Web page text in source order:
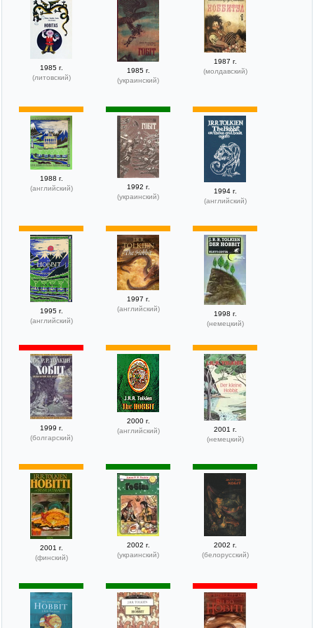
1985 г.
(литовский)
1985 г.
(украинский)
1987 г.
(молдавский)
1988 г.
(английский)
1992 г.
(украинский)
1994 г.
(английский)
1995 г.
(английский)
1997 г.
(английский)
1998 г.
(немецкий)
1999 г.
(болгарский)
2000 г.
(английский)
2001 г.
(немецкий)
2001 г.
(финский)
2002 г.
(украинский)
2002 г.
(белорусский)